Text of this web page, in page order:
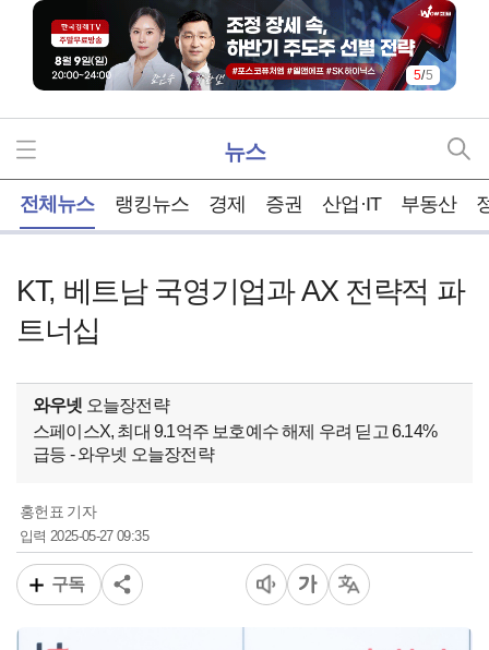
5/5
뉴스
전체뉴스 랭킹뉴스 경제 증권 산업·IT 부동산
KT, 베트남 국영기업과 AX 전략적 파
트너십
와우넷 오늘장전략
스페이스X, 최대 9.1억주 보호예수 해제 우려 딛고 6.14%
급등 - 와우넷 오늘장전략
홍헌표 기자
입력2025-05-27 09:35
구독